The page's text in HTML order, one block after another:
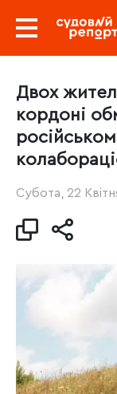
Двох
кордоні
Субота, 22